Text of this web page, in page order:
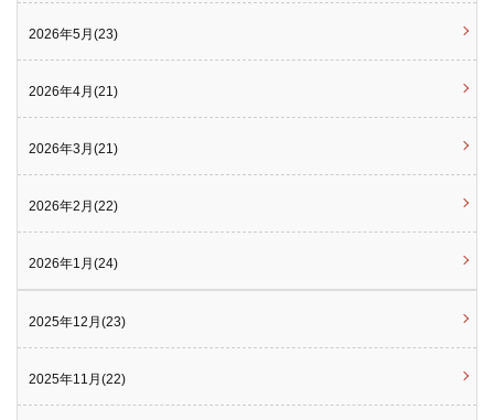
2026年5月(23)
2026年4月(21)
2026年3月(21)
2026年2月(22)
2026年1月(24)
2025年12月(23)
2025年11月(22)